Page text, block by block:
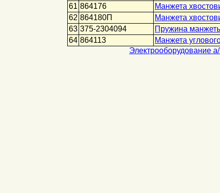
61 864176
Манжета
62 864180П
Манжета
63 375-2304094
Пружина
64 864113
Манжета
Электрооборудование